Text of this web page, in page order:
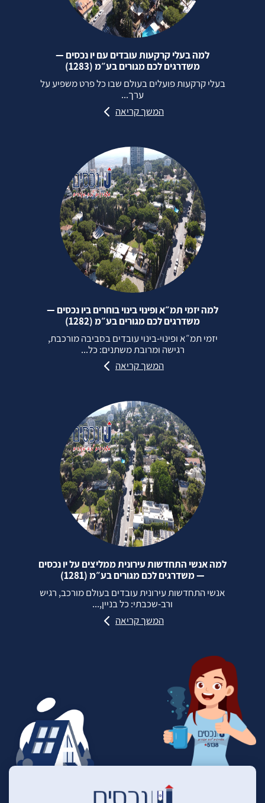
למה בעלי קרקעות עובדים עם יו נכסים —
משדרגים לכם מגורים בע״מ (1283)
בעלי קרקעות פועלים בעולם שבו כל פרט משפיע על
ערך...
המשך קריאה
למה יזמי תמ״א ופינוי בינוי בוחרים ביו נכסים —
משדרגים לכם מגורים בע״מ (1282)
יזמי תמ״א ופינוי‑בינוי עובדים בסביבה מורכבת,
רגישה ומרובת משתנים: כל...
המשך קריאה
למה אנשי התחדשות עירונית ממליצים על יו נכסים
— משדרגים לכם מגורים בע״מ (1281)
אנשי התחדשות עירונית עובדים בעולם מורכב, רגיש
ורב‑שכבתי: כל בניין,...
המשך קריאה